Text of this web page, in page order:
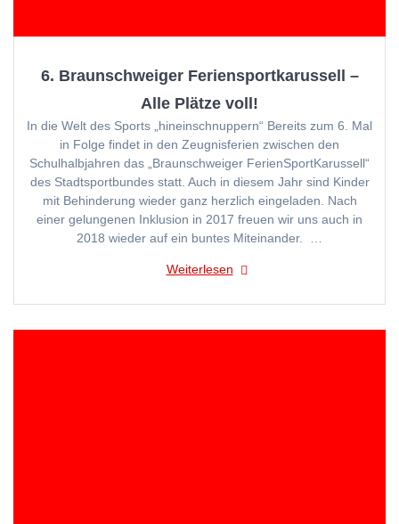
6. Braunschweiger Feriensportkarussell –
Alle Plätze voll!
In die Welt des Sports „hineinschnuppern“ Bereits zum 6. Mal
in Folge findet in den Zeugnisferien zwischen den
Schulhalbjahren das „Braunschweiger FerienSportKarussell“
des Stadtsportbundes statt. Auch in diesem Jahr sind Kinder
mit Behinderung wieder ganz herzlich eingeladen. Nach
einer gelungenen Inklusion in 2017 freuen wir uns auch in
2018 wieder auf ein buntes Miteinander. …
Weiterlesen